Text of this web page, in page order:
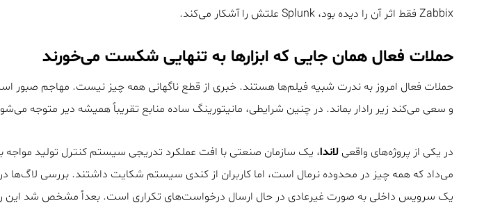
Zabbix فقط اثر آن را دیده بود، Splunk علتش را آشکار می‌کند.
حملات فعال همان جایی که ابزارها به تنهایی شکست می‌خورند
حملات فعال امروز به ندرت شبیه فیلم‌ها هستند. خبری از قطع ناگهانی همه چیز نیست. مهاجم صبور
و سعی می‌کند زیر رادار بماند. در چنین شرایطی، مانیتورینگ ساده منابع تقریباً همیشه دیر متوجه
در یکی از پروژه‌های واقعیلاندا، یک سازمان صنعتی با افت عملکرد تدریجی سیستم کنترل تولید مواجه
یک سرویس داخلی به صورت غیرعادی در حال ارسال درخواست‌های تکراری است. بعداً مشخص شد این